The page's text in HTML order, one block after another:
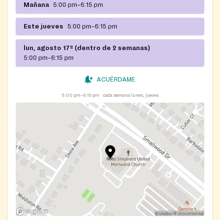
Mañana 5:00 pm–6:15 pm
Este jueves 5:00 pm–6:15 pm
lun, agosto 17º (dentro de 2 semanas)
5:00 pm–6:15 pm
ACUÉRDAME
5:00 pm–6:15 pm cada semana lunes, jueves